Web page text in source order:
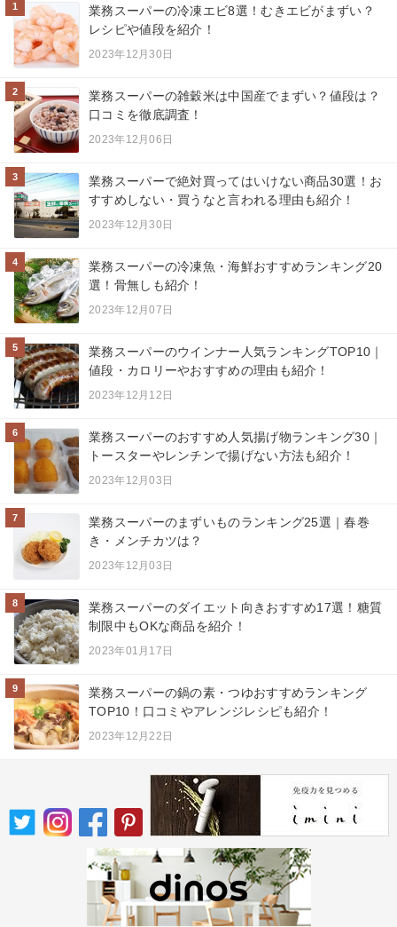
1
業務スーパーの冷凍エビ8選！むきエビがまずい？
レシピや値段を紹介！
2023年12月30日
2
業務スーパーの雑穀米は中国産でまずい？値段は？
口コミを徹底調査！
2023年12月06日
3
業務スーパーで絶対買ってはいけない商品30選！お
すすめしない・買うなと言われる理由も紹介！
2023年12月30日
4
業務スーパーの冷凍魚・海鮮おすすめランキング20
選！骨無しも紹介！
2023年12月07日
5
業務スーパーのウインナー人気ランキングTOP10｜
値段・カロリーやおすすめの理由も紹介！
2023年12月12日
6
業務スーパーのおすすめ人気揚げ物ランキング30｜
トースターやレンチンで揚げない方法も紹介！
2023年12月03日
7
業務スーパーのまずいものランキング25選｜春巻
き・メンチカツは？
2023年12月03日
8
業務スーパーのダイエット向きおすすめ17選！糖質
制限中もOKな商品を紹介！
2023年01月17日
9
業務スーパーの鍋の素・つゆおすすめランキング
TOP10！口コミやアレンジレシピも紹介！
2023年12月22日